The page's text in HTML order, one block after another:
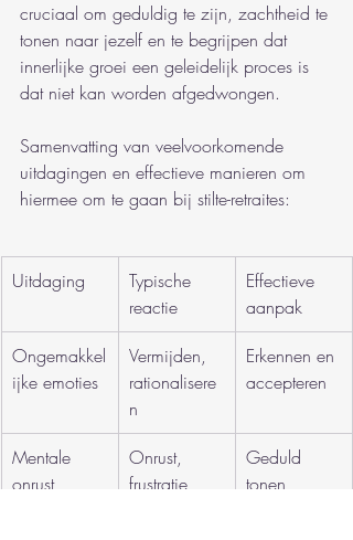
cruciaal om geduldig te zijn, zachtheid te
tonen naar jezelf en te begrijpen dat
innerlijke groei een geleidelijk proces is
dat niet kan worden afgedwongen.
Samenvatting van veelvoorkomende
uitdagingen en effectieve manieren om
hiermee om te gaan bij stilte-retraites:
Uitdaging
Typische
reactie
Effectieve
aanpak
Ongemakkel
ijke emoties
Vermijden,
rationalisere
n
Erkennen en
accepteren
Mentale
onrust
Onrust,
frustratie
Geduld
tonen,